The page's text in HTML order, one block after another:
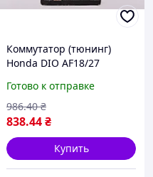
Коммутатор (тюнинг)
Honda DIO AF18/27
Готово к отправке
838.44₴
986.40 ₴
Купить